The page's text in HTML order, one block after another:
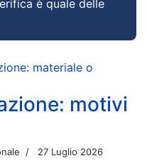
è quale delle
materiale o
motivi
27 Luglio 2026